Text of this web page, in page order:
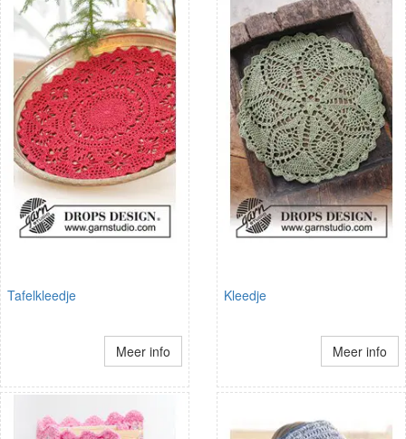
Tafelkleedje
Meer info
Kleedje
Meer info